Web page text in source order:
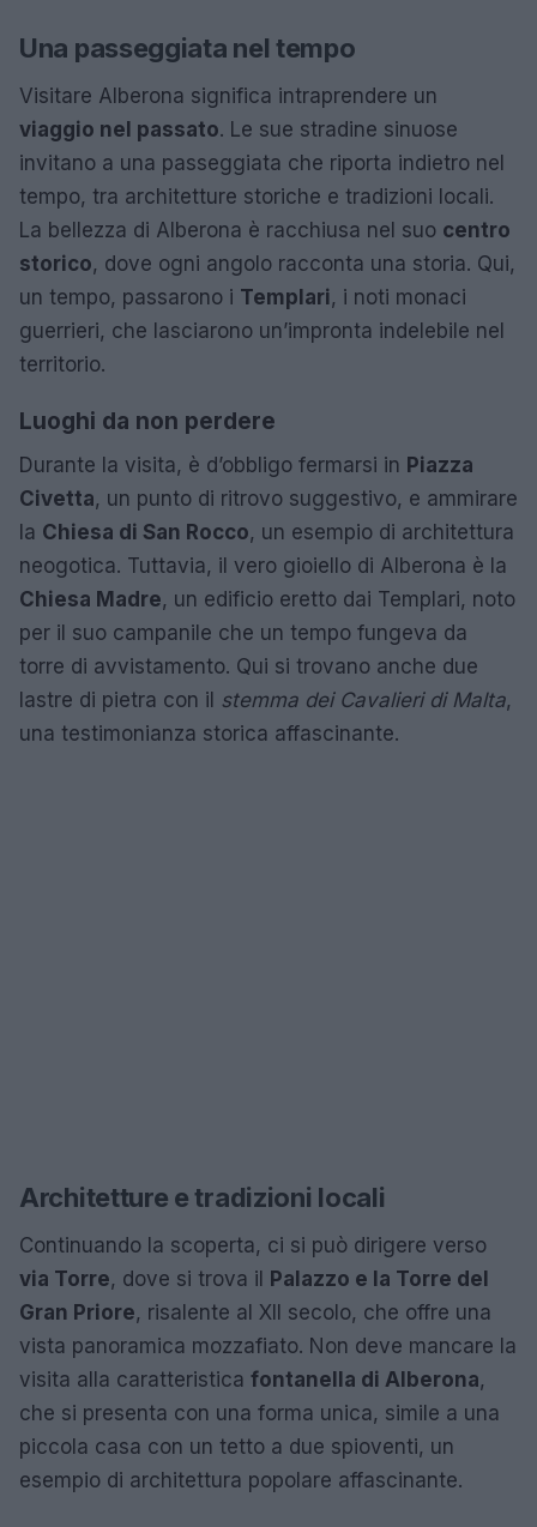
Una passeggiata nel tempo
Visitare Alberona significa intraprendere un
viaggio nel passato. Le sue stradine sinuose
invitano a una passeggiata che riporta indietro nel
tempo, tra architetture storiche e tradizioni locali.
La bellezza di Alberona è racchiusa nel suo centro
storico, dove ogni angolo racconta una storia. Qui,
un tempo, passarono i Templari, i noti monaci
guerrieri, che lasciarono un’impronta indelebile nel
territorio.
Luoghi da non perdere
Durante la visita, è d’obbligo fermarsi in Piazza
Civetta, un punto di ritrovo suggestivo, e ammirare
la Chiesa di San Rocco, un esempio di architettura
neogotica. Tuttavia, il vero gioiello di Alberona è la
Chiesa Madre, un edificio eretto dai Templari, noto
per il suo campanile che un tempo fungeva da
torre di avvistamento. Qui si trovano anche due
lastre di pietra con il stemma dei Cavalieri di Malta,
una testimonianza storica affascinante.
Architetture e tradizioni locali
Continuando la scoperta, ci si può dirigere verso
via Torre, dove si trova il Palazzo e la Torre del
Gran Priore, risalente al XII secolo, che offre una
vista panoramica mozzafiato. Non deve mancare la
visita alla caratteristica fontanella di Alberona,
che si presenta con una forma unica, simile a una
piccola casa con un tetto a due spioventi, un
esempio di architettura popolare affascinante.